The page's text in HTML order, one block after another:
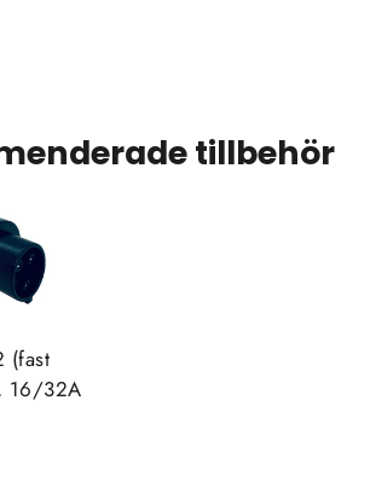
tillbehör
(fast
16/32A